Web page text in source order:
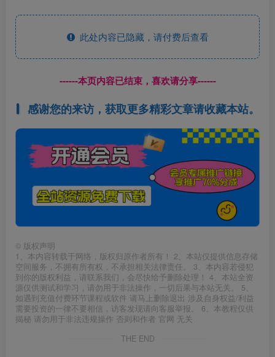
此处内容已隐藏，请付费后查看
------本页内容已结束，喜欢请分享------
感谢您的来访，获取更多精彩文章请收藏本站。
© 版权声明
1、本内容转载于网络，版权归原作者所有！ 2、本站仅提供信息存储
空间服务，不拥有所有权，不承担相关法律责任。 3、本内容若侵犯
到你的版权利益，请联系我们，会尽快给予删除处理！ 4、本站全资
源仅供测试和学习，请勿用于非法操作，一切后果与本站无关。 5、
如遇到充值付费环节课程或软件 请马上删除退出 涉及自身权益/利益
需要投资的一律不要相信，访客发现请向客服举报。 6、本教程仅供
揭秘 请勿用于非法违规操作 否则和作者 官网 无关
THE END